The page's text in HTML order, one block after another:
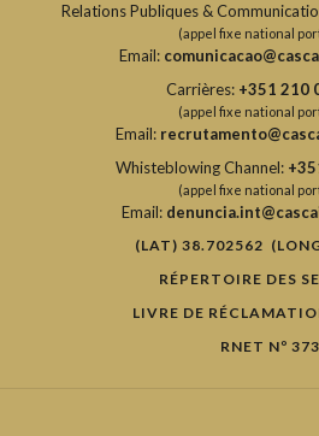
Relations Publiques &
(appel fixe national
Email:
Carrières: +351 210
(appel fixe national
Email:
Whisteblowing Channel:
(appel fixe national
Email:
(LAT) 38.702562
RÉPERTOIRE DES
LIVRE DE
RNET Nº 373